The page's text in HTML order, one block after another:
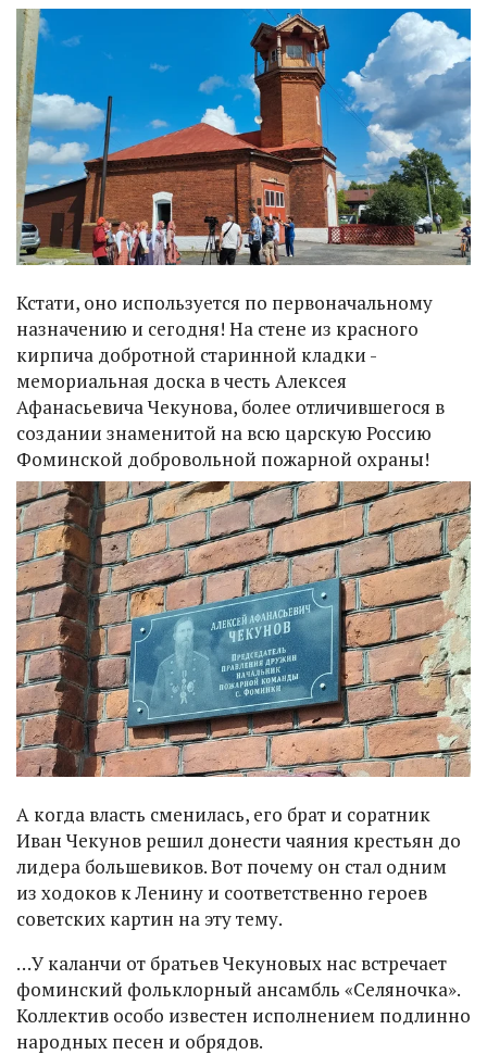
Кстати, оно используется по первоначальному
назначению и сегодня! На стене из красного
кирпича добротной старинной кладки -
мемориальная доска в честь Алексея
Афанасьевича Чекунова, более отличившегося в
создании знаменитой на всю царскую Россию
Фоминской добровольной пожарной охраны!
А когда власть сменилась, его брат и соратник
Иван Чекунов решил донести чаяния крестьян до
лидера большевиков. Вот почему он стал одним
из ходоков к Ленину и соответственно героев
советских картин на эту тему.
…У каланчи от братьев Чекуновых нас встречает
фоминский фольклорный ансамбль «Селяночка».
Коллектив особо известен исполнением подлинно
народных песен и обрядов.